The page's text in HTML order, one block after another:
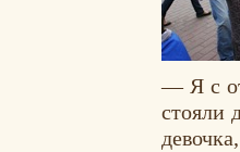
— Я с
стояли